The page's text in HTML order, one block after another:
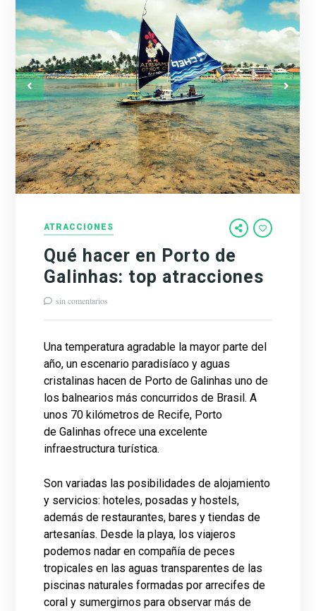
ATRACCIONES
Qué hacer en Porto de
Galinhas: top atracciones
sin comentarios
Una temperatura agradable la mayor parte del
año, un escenario paradisíaco y aguas
cristalinas hacen de Porto de Galinhas uno de
los balnearios más concurridos de Brasil. A
unos 70 kilómetros de Recife, Porto
de Galinhas ofrece una excelente
infraestructura turística.
Son variadas las posibilidades de alojamiento
y servicios: hoteles, posadas y hostels,
además de restaurantes, bares y tiendas de
artesanías. Desde la playa, los viajeros
podemos nadar en compañía de peces
tropicales en las aguas transparentes de las
piscinas naturales formadas por arrecifes de
coral y sumergirnos para observar más de